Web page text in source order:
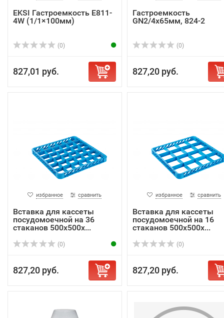
EKSI Гастроемкость E811-
4W (1/1×100мм)
(0)
827,01 руб.
Гастроемкость
GN2/4x65мм, 824-2
(0)
827,20 руб.
избранное сравнить
Вставка для кассеты
посудомоечной на 36
стаканов 500х500х...
(0)
827,20 руб.
избранное сравнить
Вставка для кассеты
посудомоечной на 16
стаканов 500х500х...
(0)
827,20 руб.